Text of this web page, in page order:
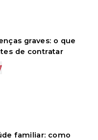
graves: o que
de contratar
familiar: como